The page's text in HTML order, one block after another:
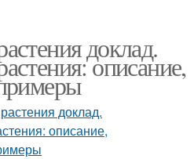
доклад.
описание,